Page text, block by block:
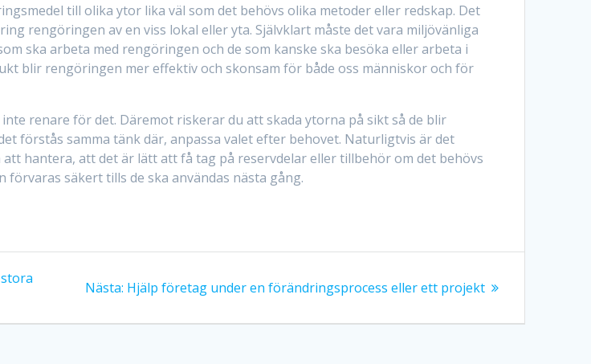
till olika ytor lika väl som det behövs olika metoder eller redskap. Det
rengöringen av en viss lokal eller yta. Självklart måste det vara miljövänliga
ska arbeta med rengöringen och de som kanske ska besöka eller arbeta i
blir rengöringen mer effektiv och skonsam för både oss människor och för
renare för det. Däremot riskerar du att skada ytorna på sikt så de blir
förstås samma tänk där, anpassa valet efter behovet. Naturligtvis är det
hantera, att det är lätt att få tag på reservdelar eller tillbehör om det behövs
säkert tills de ska användas nästa gång.
Nästa: Nästa
Hjälp företag under en förändringsprocess eller ett projekt